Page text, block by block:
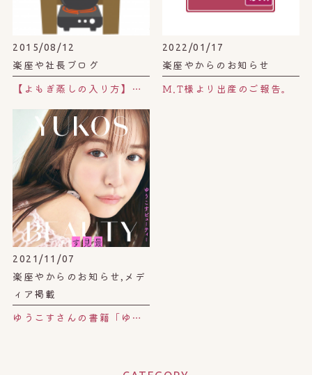
2015/08/12
楽座や社長ブログ
【よもぎ蒸しの入り方】穴の空いた椅子とお鍋。
2022/01/17
楽座やからのお知らせ
M.T様より出産のご報告。
2021/11/07
楽座やからのお知らせ,メデ
ィア掲載
ゆうこすさんの書籍「ゆうこすビューティー」で楽座やをご紹介いただきました。